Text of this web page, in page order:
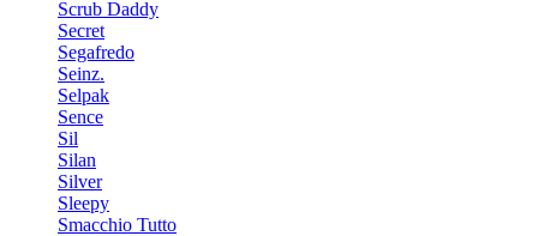
Scrub Daddy
Secret
Segafredo
Seinz.
Selpak
Sence
Sil
Silan
Silver
Sleepy
Smacchio Tutto